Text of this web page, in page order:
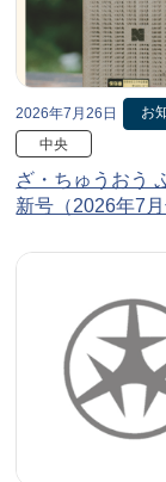
2026年7月26日
お
中央
ざ・ちゅうおう
新号（2026年7月